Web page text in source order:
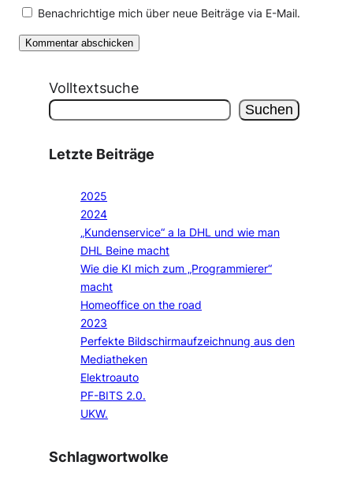
Benachrichtige mich über neue Beiträge via E-Mail.
Volltextsuche
Suchen
Letzte Beiträge
2025
2024
„Kundenservice“ a la DHL und wie man
DHL Beine macht
Wie die KI mich zum „Programmierer“
macht
Homeoffice on the road
2023
Perfekte Bildschirmaufzeichnung aus den
Mediatheken
Elektroauto
PF-BITS 2.0.
UKW.
Schlagwortwolke